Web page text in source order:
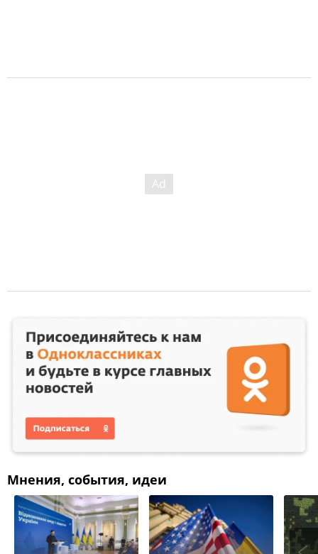
Мнения, события, идеи